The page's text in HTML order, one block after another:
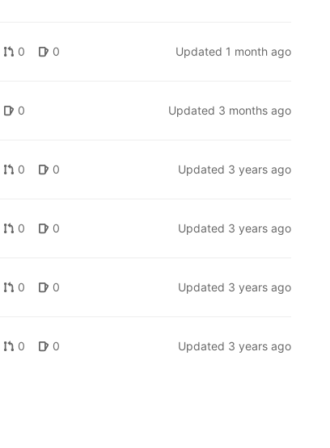
0 0 Updated 1 month ago
0 Updated 3 months ago
0 0 Updated 3 years ago
0 0 Updated 3 years ago
0 0 Updated 3 years ago
0 0 Updated 3 years ago